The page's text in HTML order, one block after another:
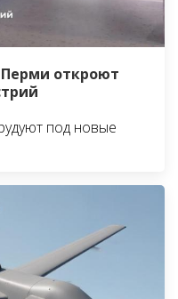
откроют
под новые